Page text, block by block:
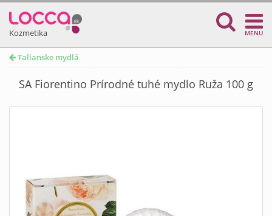
Kozmetika MENU
Talianske mydlá
SA Fiorentino Prírodné tuhé mydlo Ruža 100 g